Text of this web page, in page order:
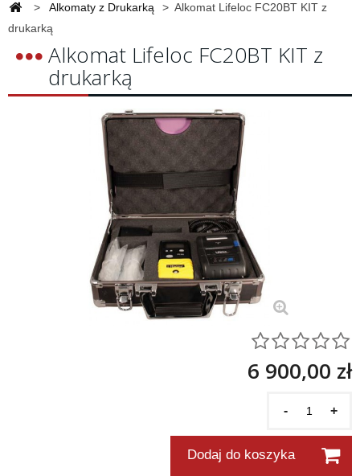
> Alkomaty z Drukarką > Alkomat Lifeloc FC20BT KIT z
drukarką
Alkomat Lifeloc FC20BT KIT z
drukarką
6 900,00 zł
- +
Dodaj do koszyka